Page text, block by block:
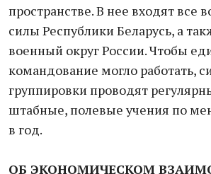
пространстве. В нее входят все
силы Республики Беларусь, а
военный округ России. Чтобы
командование могло работать,
группировки проводят
штабные, полевые учения по
в год.
ОБ ЭКОНОМИЧЕСКОМ